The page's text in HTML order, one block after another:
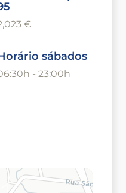
€
sábados
- 23:00h